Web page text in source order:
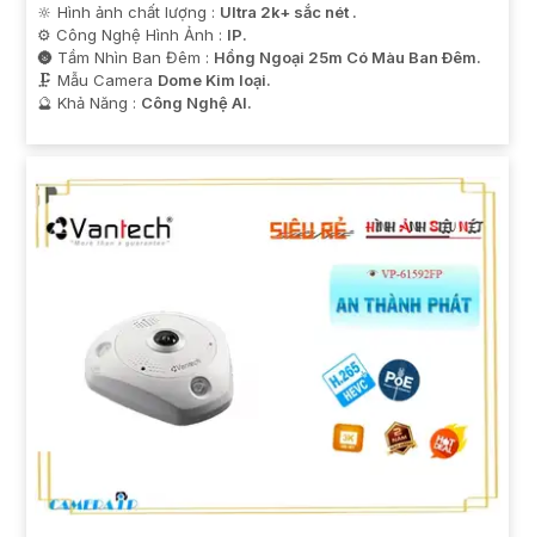
🔆 Hình ảnh chất lượng : Ultra 2k+ sắc nét .
⚙ Công Nghệ Hình Ảnh : IP.
🌚 Tầm Nhìn Ban Đêm : Hồng Ngoại 25m Có Màu Ban Ðêm.
🗜️ Mẫu Camera Dome Kim loại.
️🔮 Khả Năng : Công Nghệ AI.